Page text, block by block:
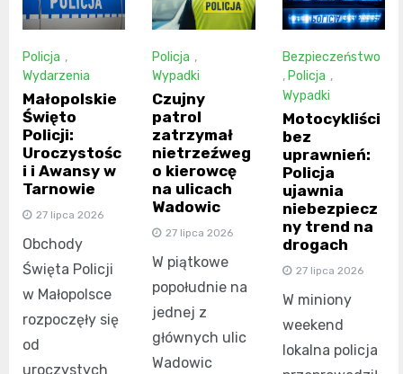
Policja ,
Wydarzenia
Małopolskie
Święto
Policji:
Uroczystośc
i i Awansy w
Tarnowie
27 lipca 2026
Obchody
Święta Policji
w Małopolsce
rozpoczęły się
od
uroczystych
Policja ,
Wypadki
Czujny
patrol
zatrzymał
nietrzeźweg
o kierowcę
na ulicach
Wadowic
27 lipca 2026
W piątkowe
popołudnie na
jednej z
głównych ulic
Wadowic
Bezpieczeństwo
, Policja ,
Wypadki
Motocykliści
bez
uprawnień:
Policja
ujawnia
niebezpiecz
ny trend na
drogach
27 lipca 2026
W miniony
weekend
lokalna policja